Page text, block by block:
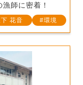
師に密着！
花音 環境